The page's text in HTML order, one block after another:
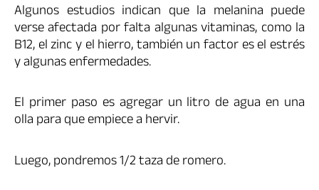
Algunos estudios indican que la melanina puede
verse afectada por falta algunas vitaminas, como la
B12, el zinc y el hierro, también un factor es el estrés
y algunas enfermedades.
El primer paso es agregar un litro de agua en una
olla para que empiece a hervir.
Luego, pondremos 1/2 taza de romero.